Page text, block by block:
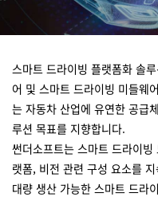
스마트 드라이빙 플랫폼화 솔
어 및 스마트 드라이빙 미들웨
는 자동차 산업에 유연한 공급
루션 목표를 지향합니다.
썬더소프트는 스마트 드라이
랫폼, 비전 관련 구성 요소를
대량 생산 가능한 스마트 드라